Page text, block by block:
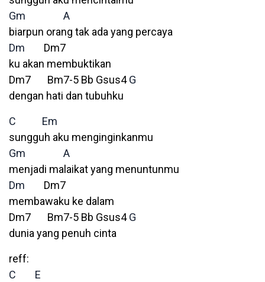
Gm
A
biarpun orang tak ada yang percaya
Dm Dm7
ku akan membuktikan
Dm7 Bm7-5 Bb Gsus4G
dengan hati dan tubuhku
C
Em
sungguh aku menginginkanmu
Gm
A
menjadi malaikat yang menuntunmu
Dm Dm7
membawaku ke dalam
Dm7 Bm7-5 Bb Gsus4G
dunia yang penuh cinta
reff:
C
E